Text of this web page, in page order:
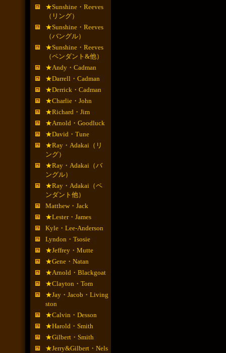
★Sunshine・Reeves
（リング）
★Sunshine・Reeves
（バングル）
★Sunshine・Reeves
（ペンダント&他）
★Andy・Cadman
★Darrell・Cadman
★Derrick・Cadman
★Charlie・John
★Richard・Jim
★Arnold・Goodluck
★David・Tune
★Ray・Adakai（リ
ング）
★Ray・Adakai（バ
ングル）
★Ray・Adakai（ペ
ンダント他）
Matthew・Jack
★Lester・James
Kyle・Lee-Anderson
Lyndon・Tsosie
★Jeffrey・Mutte
★Gene・Natan
★Arnold・Blackgoat
★Clayton・Tom
★Jay・Jacob・Living
ston
★Calvin・Desson
★Harold・Smith
★Gilbert・Smith
★Jerry&Gilbert・Nels